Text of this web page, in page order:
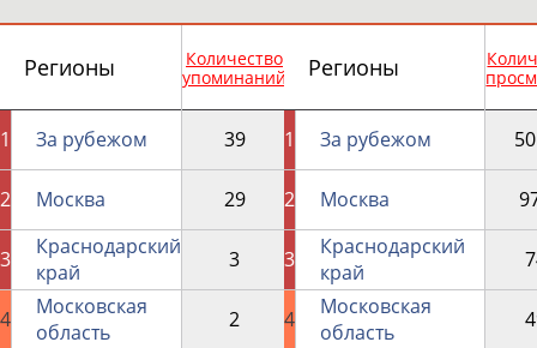
Регионы
Количество
упоминаний
1 За рубежом 39
2 Москва 29
3
Краснодарский
край
3
4
Московская
область
2
Регионы
1 За рубежом
2 Москва
3
Краснодарский
край
4
Московская
область